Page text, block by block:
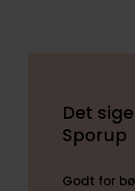
Det
Sporup
Godt for